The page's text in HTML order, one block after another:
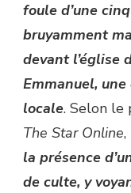
foule d’une
bruyamment
devant l’église
Emmanuel,
locale. Selon le
The Star Online,
la présence
de culte, y